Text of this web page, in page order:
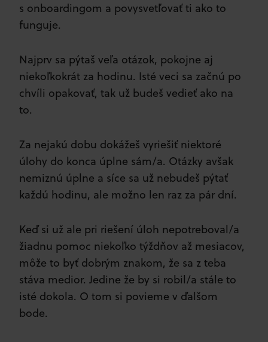
s onboardingom a povysvetľovať ti ako to
funguje.
Najprv sa pýtaš veľa otázok, pokojne aj
niekoľkokrát za hodinu. Isté veci sa začnú po
chvíli opakovať, tak už budeš vedieť ako na
to.
Za nejakú dobu dokážeš vyriešiť niektoré
úlohy do konca úplne sám/a. Otázky avšak
nemiznú úplne a síce sa už nebudeš pýtať
každú hodinu, ale možno len raz za pár dní.
Keď si už ale pri riešení úloh nepotreboval/a
žiadnu pomoc niekoľko týždňov až mesiacov,
môže to byť dobrým znakom, že sa z teba
stáva medior. Jedine že by si robil/a stále to
isté dokola. O tom si povieme v ďalšom
bode.